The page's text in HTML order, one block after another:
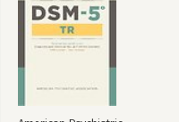
Niet horen niet zien
niet zwijgen